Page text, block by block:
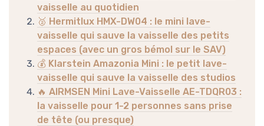
vaisselle au quotidien
🥈 Hermitlux HMX-DW04 : le mini lave-
vaisselle qui sauve la vaisselle des petits
espaces (avec un gros bémol sur le SAV)
💰 Klarstein Amazonia Mini : le petit lave-
vaisselle qui sauve la vaisselle des studios
🔥 AIRMSEN Mini Lave-Vaisselle AE-TDQR03 :
la vaisselle pour 1-2 personnes sans prise
de tête (ou presque)